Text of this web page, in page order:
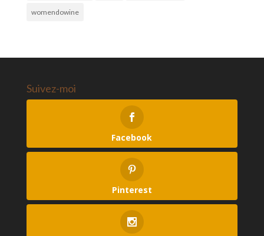
womendowine
Suivez-moi
Facebook
Pinterest